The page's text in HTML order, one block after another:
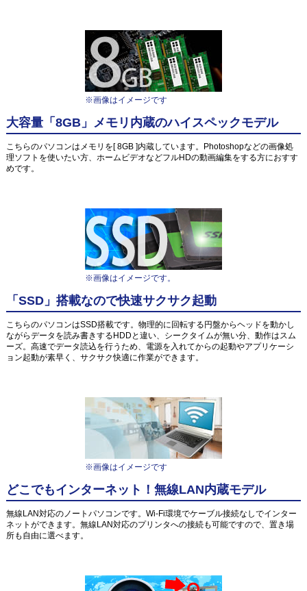
※画像はイメージです
大容量「8GB」メモリ内蔵のハイスペックモデル
こちらのパソコンはメモリを[ 8GB ]内蔵しています。Photoshopなどの画像処
理ソフトを使いたい方、ホームビデオなどフルHDの動画編集をする方におすす
めです。
※画像はイメージです。
「SSD」搭載なので快速サクサク起動
こちらのパソコンはSSD搭載です。物理的に回転する円盤からヘッドを動かし
ながらデータを読み書きするHDDと違い、シークタイムが無い分、動作はスム
ーズ。高速でデータ読込を行うため、電源を入れてからの起動やアプリケーシ
ョン起動が素早く、サクサク快適に作業ができます。
※画像はイメージです
どこでもインターネット！無線LAN内蔵モデル
無線LAN対応のノートパソコンです。Wi-Fi環境でケーブル接続なしでインター
ネットができます。無線LAN対応のプリンタへの接続も可能ですので、置き場
所も自由に選べます。